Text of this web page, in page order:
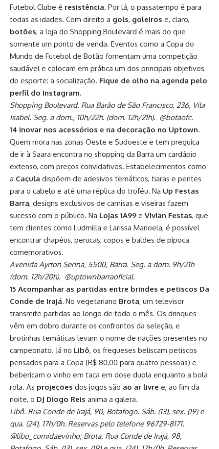
Futebol Clube é resistência. Por lá, o passatempo é para
todas as idades. Com direito a gols, goleiros e, claro,
botões, a loja do Shopping Boulevard é mais do que
somente um ponto de venda. Eventos como a Copa do
Mundo de Futebol de Botão fomentam uma competição
saudável e colocam em prática um dos principais objetivos
do esporte: a socialização. Fique de olho na agenda pelo
perfil do Instagram.
Shopping Boulevard. Rua Barão de São Francisco, 236, Vila
Isabel. Seg. a dom., 10h/22h. (dom. 12h/21h). @botaofc.
14 Inovar nos acessórios e na decoração no Uptown.
Quem mora nas zonas Oeste e Sudoeste e tem preguiça
de ir à Saara encontra no shopping da Barra um cardápio
extenso, com preços convidativos. Estabelecimentos como
a Caçula dispõem de adesivos temáticos, tiaras e pentes
para o cabelo e até uma réplica do troféu. Na Up Festas
Barra, designs exclusivos de camisas e viseiras fazem
sucesso com o público. Na Lojas 1A99 e Vivian Festas, que
tem clientes como Ludmilla e Larissa Manoela, é possível
encontrar chapéus, perucas, copos e baldes de pipoca
comemorativos.
Avenida Ayrton Senna, 5500, Barra. Seg. a dom. 9h/21h
(dom. 12h/20h). @uptownbarraoficial.
15 Acompanhar as partidas entre brindes e petiscos Da
Conde de Irajá. No vegetariano Brota, um televisor
transmite partidas ao longo de todo o mês. Os drinques
vêm em dobro durante os confrontos da seleção, e
brotinhas temáticas levam o nome de nações presentes no
campeonato. Já no Libô, os fregueses beliscam petiscos
pensados para a Copa (R$ 80,00 para quatro pessoas) e
bebericam o vinho em taça em dose dupla enquanto a bola
rola. As projeções dos jogos são ao ar livre e, ao fim da
noite, o DJ Diogo Reis anima a galera.
Libô. Rua Conde de Irajá, 90, Botafogo. Sáb. (13), sex. (19) e
qua. (24), 17h/0h. Reservas pelo telefone 96729-8171.
@libo_comidaevinho; Brota. Rua Conde de Irajá, 98,